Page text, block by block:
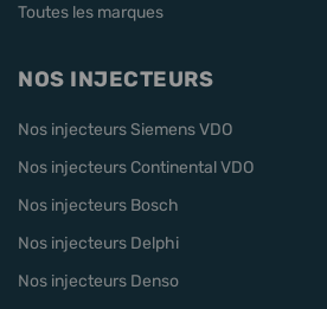
Toutes les marques
NOS INJECTEURS
Nos injecteurs Siemens VDO
Nos injecteurs Continental VDO
Nos injecteurs Bosch
Nos injecteurs Delphi
Nos injecteurs Denso